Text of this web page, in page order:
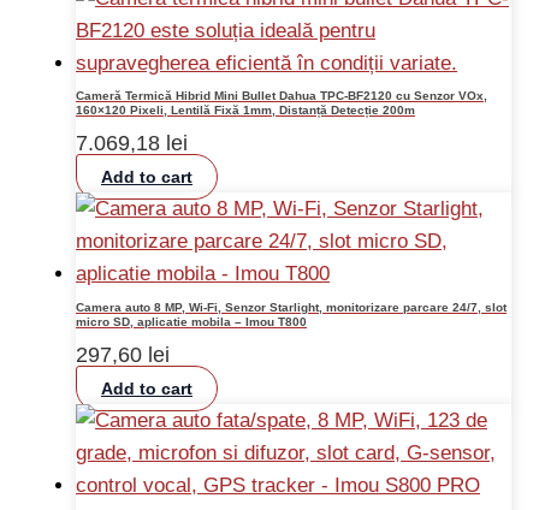
Cameră Termică Hibrid Mini Bullet Dahua TPC-BF2120 cu Senzor VOx,
160×120 Pixeli, Lentilă Fixă 1mm, Distanță Detecție 200m
7.069,18 lei
Add to cart
Camera auto 8 MP, Wi-Fi, Senzor Starlight, monitorizare parcare 24/7, slot
micro SD, aplicatie mobila – Imou T800
297,60 lei
Add to cart